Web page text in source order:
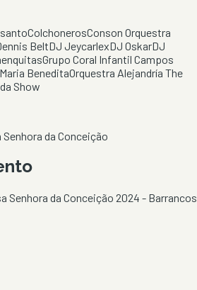
ColchonerosConson Orquestra
BeltDJ JeycarlexDJ OskarDJ
Grupo Coral Infantil Campos
Maria BeneditaOrquestra Alejandría The
Show
da Conceição
Senhora da Conceição 2024 - Barrancos